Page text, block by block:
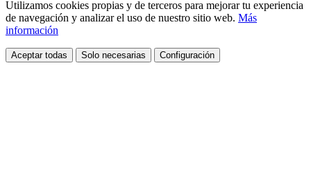
Utilizamos cookies propias y de terceros para mejorar tu experiencia
de navegación y analizar el uso de nuestro sitio web. Más
información
Aceptar todas Solo necesarias Configuración